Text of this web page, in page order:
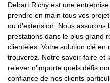
Debart Richy est une
prendre en main tous vos
ou d’extension. Nous
prestations dans le plus grand
clientèles. Votre solution clé en
trouverez. Notre savoir-faire et
relever n’importe quels défis
confiance de nos clients